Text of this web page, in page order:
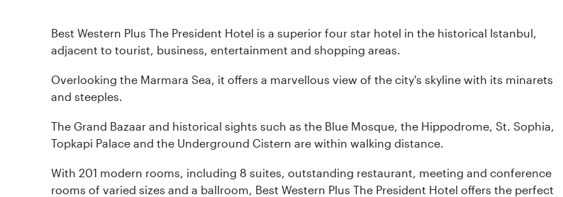
Best Western Plus The President Hotel is a superior four star hotel in the historical Istanbul,
adjacent to tourist, business, entertainment and shopping areas.
Overlooking the Marmara Sea, it offers a marvellous view of the city's skyline with its minarets
and steeples.
The Grand Bazaar and historical sights such as the Blue Mosque, the Hippodrome, St. Sophia,
Topkapi Palace and the Underground Cistern are within walking distance.
With 201 modern rooms, including 8 suites, outstanding restaurant, meeting and conference
rooms of varied sizes and a ballroom, Best Western Plus The President Hotel offers the perfect